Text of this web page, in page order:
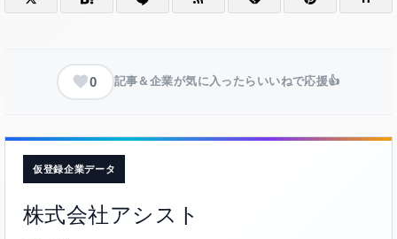
0 記事＆企業が気に入ったらいいねで応援👍
仮登録企業データ
株式会社アシスト